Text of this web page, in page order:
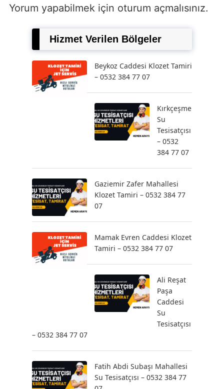
Yorum yapabilmek için oturum açmalısınız.
Hizmet Verilen Bölgeler
Beykoz Caddesi Klozet Tamiri
– 0532 384 77 07
Kırkçeşme
Su
Tesisatçısı
– 0532
384 77 07
Gaziemir Zafer Mahallesi
Klozet Tamiri – 0532 384 77
07
Mamak Evren Caddesi Klozet
Tamiri – 0532 384 77 07
Ali Reşat
Paşa
Caddesi
Su
Tesisatçısı
– 0532 384 77 07
Fatih Abdi Subaşı Mahallesi
Su Tesisatçısı – 0532 384 77